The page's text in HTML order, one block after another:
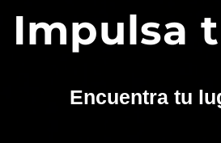
Impulsa
Encuentra tu